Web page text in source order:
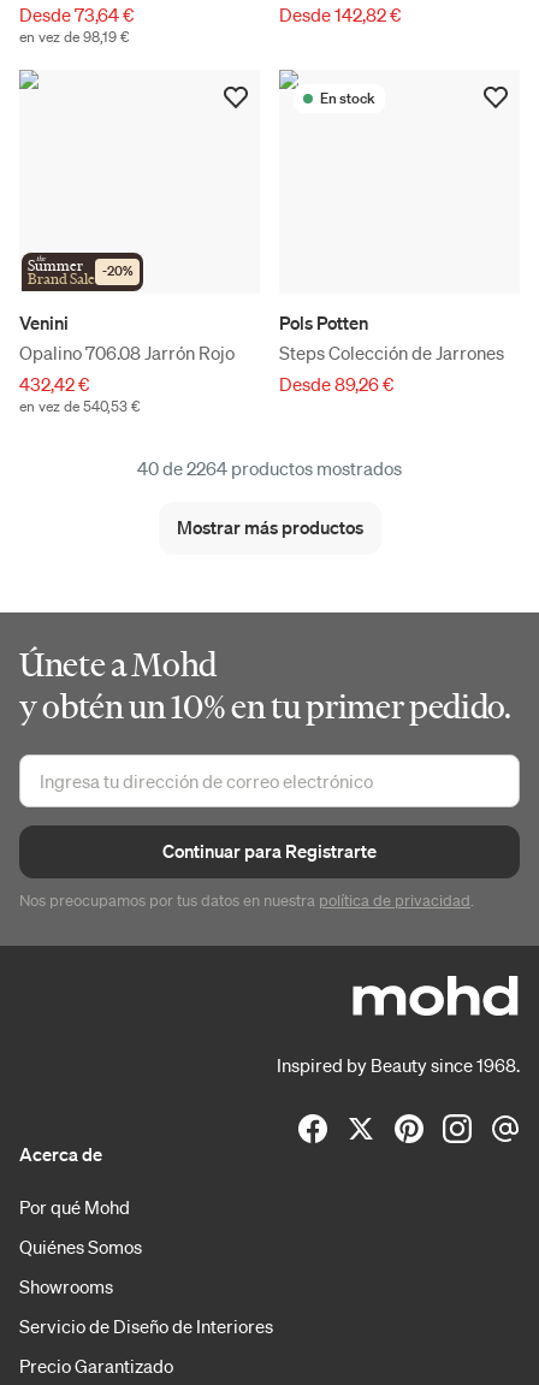
Desde 73,64 €
en vez de 98,19 €
Desde 142,82 €
the
Summer
Brand Sale -20%
Venini
Opalino 706.08 Jarrón Rojo
432,42 €
en vez de 540,53 €
En stock
Pols Potten
Steps Colección de Jarrones
Desde 89,26 €
40 de 2264 productos mostrados
Mostrar más productos
Únete a Mohd
y obtén un 10% en tu primer pedido.
Continuar para Registrarte
Nos preocupamos por tus datos en nuestra política de privacidad.
Inspired by Beauty since 1968.
Acerca de
Por qué Mohd
Quiénes Somos
Showrooms
Servicio de Diseño de Interiores
Precio Garantizado